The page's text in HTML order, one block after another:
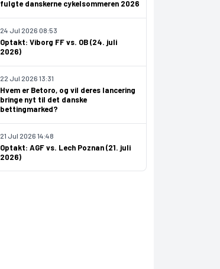
fulgte danskerne cykelsommeren 2026
Optakt: Viborg FF vs. OB (24. juli
2026)
24 Jul 2026 08:53
Hvem er Betoro, og vil deres lancering
bringe nyt til det danske
bettingmarked?
22 Jul 2026 13:31
Optakt: AGF vs. Lech Poznan (21. juli
2026)
21 Jul 2026 14:48